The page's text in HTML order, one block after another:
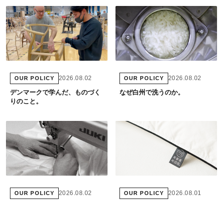
OUR POLICY 2026.08.02
デンマークで学んだ、ものづく
りのこと。
OUR POLICY 2026.08.02
なぜ白州で洗うのか。
OUR POLICY 2026.08.02 OUR POLICY 2026.08.01